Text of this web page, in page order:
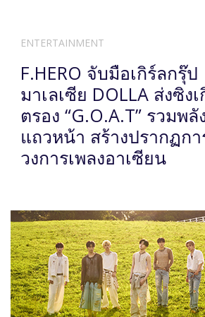
ENTERTAINMENT
F.HERO จับมือเกิร์ลกรุ๊ป
มาเลเซีย DOLLA ส่งซิง
ตรอง “G.O.A.T” รวมพ
แถวหน้า สร้างปรากฏก
วงการเพลงอาเซียน